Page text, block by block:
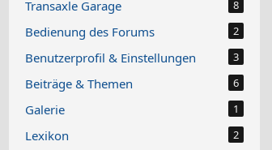
Transaxle Garage 8
Bedienung des Forums 2
Benutzerprofil & Einstellungen 3
Beiträge & Themen 6
Galerie 1
Lexikon 2